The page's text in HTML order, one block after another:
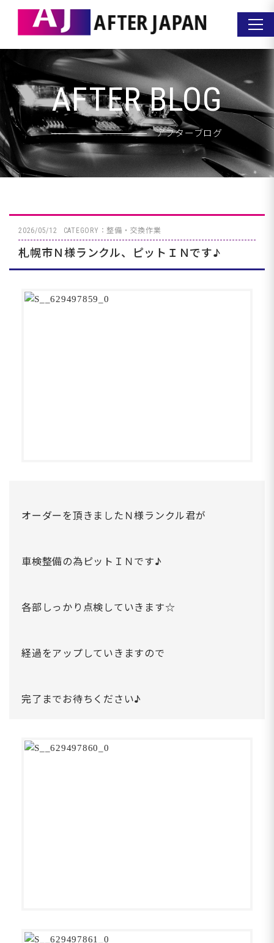
AFTER BLOG
アフターブログ
2026/05/12 CATEGORY：整備・交換作業
札幌市Ｎ様ランクル、ピットＩＮです♪
オーダーを頂きましたＮ様ランクル君が
車検整備の為ピットＩＮです♪
各部しっかり点検していきます☆
経過をアップしていきますので
完了までお待ちください♪